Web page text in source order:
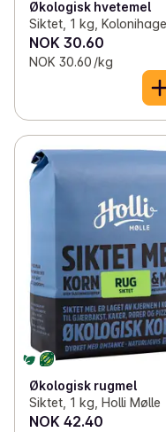
Økologisk hvetemel
Siktet, 1 kg,
NOK 30.60
NOK 30.60 /kg
Økologisk rugmel
Siktet, 1 kg, Holli Mølle
NOK 42.40